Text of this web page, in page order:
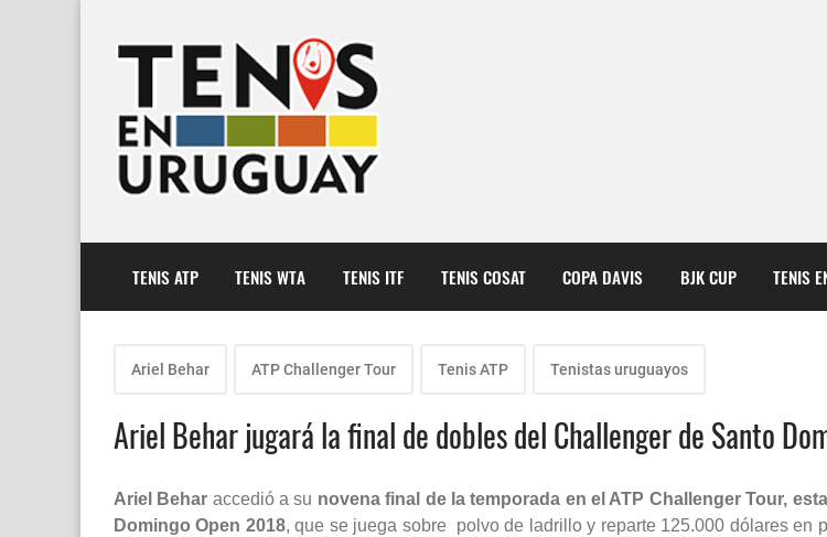
TENIS ATP TENIS WTA TENIS ITF TENIS COSAT COPA DAVIS BJK CUP TENIS
Ariel Behar ATP Challenger Tour Tenis ATP Tenistas uruguayos
Ariel Behar jugará la final de dobles del Challenger de Santo
Ariel Behar accedió a su novena final de la temporada en el ATP Challenger Tour,
Domingo Open 2018, que se juega sobre polvo de ladrillo y reparte 125.000 dólares en